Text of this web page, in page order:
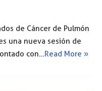
de Cáncer de Pulmón
una nueva sesión de
con…Read More »